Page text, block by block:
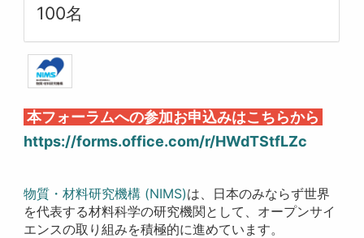
100名
本フォーラムへの参加お申込みはこちらから
https://forms.office.com/r/HWdTStfLZc
物質・材料研究機構 (NIMS)は、日本のみならず世界
を代表する材料科学の研究機関として、オープンサイ
エンスの取り組みを積極的に進めています。